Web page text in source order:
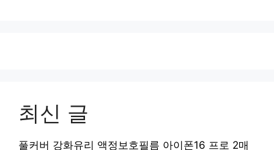
최신 글
풀커버 강화유리 액정보호필름 아이폰16 프로 2매